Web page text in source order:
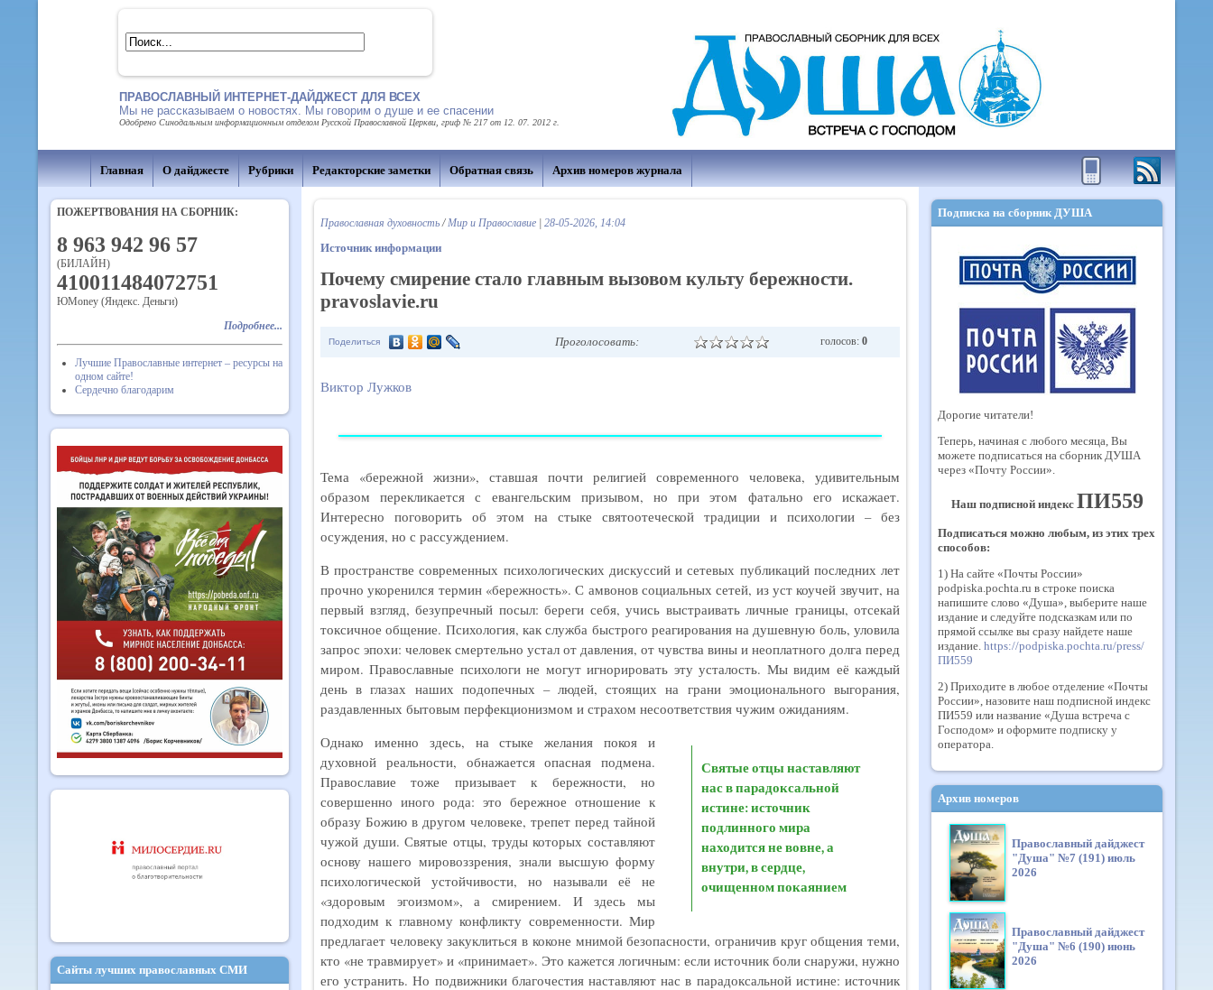
ПРАВОСЛАВНЫЙ ИНТЕРНЕТ-ДАЙДЖЕСТ ДЛЯ ВСЕХ
Мы не рассказываем о новостях. Мы говорим о душе и ее спасении
Одобрено Синодальным информационным отделом Русской Православной Церкви, гриф № 217 от 12. 07. 2012 г.
Главная О дайджесте Рубрики Редакторские заметки Обратная связь Архив номеров журнала
ПОЖЕРТВОВАНИЯ НА СБОРНИК:
8 963 942 96 57
(БИЛАЙН)
410011484072751
ЮMoney (Яндекс. Деньги)
Подробнее...
Лучшие Православные интернет – ресурсы на
одном сайте!
Сердечно благодарим
Сайты лучших православных СМИ
Православная духовность/Мир и Православие 28-05-2026, 14:04
Источник информации
Почему смирение стало главным вызовом культу бережности.
pravoslavie.ru
Поделиться Проголосовать: голосов: 0
Виктор Лужков
Тема «бережной жизни», ставшая почти религией современного человека, удивительным
образом перекликается с евангельским призывом, но при этом фатально его искажает.
Интересно поговорить об этом на стыке святоотеческой традиции и психологии – без
осуждения, но с рассуждением.
В пространстве современных психологических дискуссий и сетевых публикаций последних лет
прочно укоренился термин «бережность». С амвонов социальных сетей, из уст коучей звучит, на
первый взгляд, безупречный посыл: береги себя, учись выстраивать личные границы, отсекай
токсичное общение. Психология, как служба быстрого реагирования на душевную боль, уловила
запрос эпохи: человек смертельно устал от давления, от чувства вины и неоплатного долга перед
миром. Православные психологи не могут игнорировать эту усталость. Мы видим её каждый
день в глазах наших подопечных – людей, стоящих на грани эмоционального выгорания,
раздавленных бытовым перфекционизмом и страхом несоответствия чужим ожиданиям.
Святые отцы наставляют
нас в парадоксальной
истине: источник
подлинного мира
находится не вовне, а
внутри, в сердце,
очищенном покаянием
Однако именно здесь, на стыке желания покоя и
духовной реальности, обнажается опасная подмена.
Православие тоже призывает к бережности, но
совершенно иного рода: это бережное отношение к
образу Божию в другом человеке, трепет перед тайной
чужой души. Святые отцы, труды которых составляют
основу нашего мировоззрения, знали высшую форму
психологической устойчивости, но называли её не
«здоровым эгоизмом», а смирением. И здесь мы
подходим к главному конфликту современности. Мир
предлагает человеку закуклиться в коконе мнимой безопасности, ограничив круг общения теми,
кто «не травмирует» и «принимает». Это кажется логичным: если источник боли снаружи, нужно
его устранить. Но подвижники благочестия наставляют нас в парадоксальной истине: источник
Подписка на сборник ДУША
Дорогие читатели!
Теперь, начиная с любого месяца, Вы
можете подписаться на сборник ДУША
через «Почту России».
Наш подписной индекс ПИ559
Подписаться можно любым, из этих трех
способов:
1) На сайте «Почты России»
podpiska.pochta.ru в строке поиска
напишите слово «Душа», выберите наше
издание и следуйте подсказкам или по
прямой ссылке вы сразу найдете наше
издание. https://podpiska.pochta.ru/press/
ПИ559
2) Приходите в любое отделение «Почты
России», назовите наш подписной индекс
ПИ559 или название «Душа встреча с
Господом» и оформите подписку у
оператора.
Архив номеров
Православный дайджест
"Душа" №7 (191) июль
2026
Православный дайджест
"Душа" №6 (190) июнь
2026